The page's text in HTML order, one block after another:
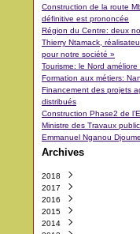
Construction de la route
définitive est prononcée
Région du Centre: deux
Thierry Ntamack,
pour notre société »
Tourisme: le Nord améliore
Formation aux métiers:
Financement des projets
distribués
Construction Phase2 de
Ministre des Travaux
Emmanuel Nganou
Archives
2018
Octobre
Septembre
Août
Juillet
2017
Décembre
Novembre
Octobre
2016
Décembre
Novembre
2015
Décembre
2014